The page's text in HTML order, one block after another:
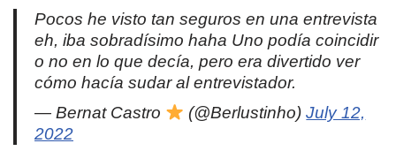
Pocos he visto tan seguros en una entrevista
eh, iba sobradísimo haha Uno podía coincidir
o no en lo que decía, pero era divertido ver
cómo hacía sudar al entrevistador.
— Bernat Castro
(@Berlustinho)July 12,
2022